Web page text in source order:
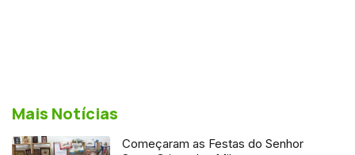
Mais Notícias
Começaram as Festas do Senhor